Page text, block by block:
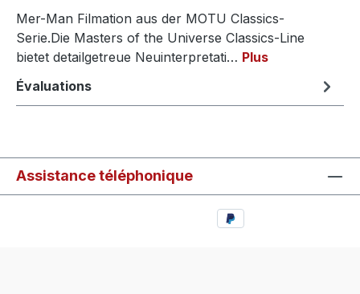
Mer-Man Filmation aus der MOTU Classics-
Serie.Die Masters of the Universe Classics-Line
bietet detailgetreue Neuinterpretati… Plus
Évaluations
Assistance téléphonique